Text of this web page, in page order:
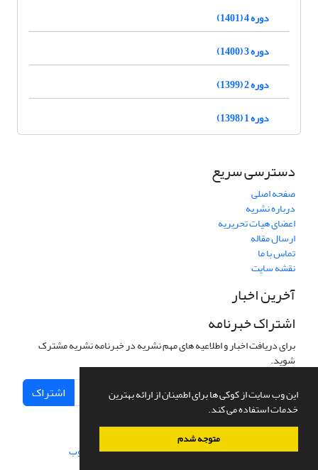
این وب سایت از کوکی ها برای اطمینان از ارائه بهترین
خدمات استفاده می کند.
متوجه شدم
دوره 4 (1401)
دوره 3 (1400)
دوره 2 (1399)
دوره 1 (1398)
دسترسی سریع
صفحه اصلی
درباره نشریه
اعضای هیات تحریریه
ارسال مقاله
تماس با ما
نقشه سایت
آخرین اخبار
اشتراک خبرنامه
برای دریافت اخبار و اطلاعیه های مهم نشریه در خبرنامه نشریه مشترک
شوید.
اشتراک
سامانه مدیریت نشریات علمی.طراحی و پیاده سازی از سیناوب